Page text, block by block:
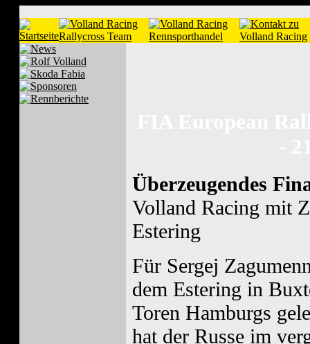
Überzeugendes
Volland Racing mit
Estering
Für Sergej
dem Estering in
Toren Hamburgs
hat der Russe im